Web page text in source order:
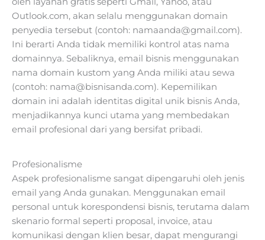
Outlook.com, akan selalu menggunakan domain
penyedia tersebut (contoh: namaanda@gmail.com).
Ini berarti Anda tidak memiliki kontrol atas nama
domainnya. Sebaliknya, email bisnis menggunakan
nama domain kustom yang Anda miliki atau sewa
(contoh: nama@bisnisanda.com). Kepemilikan
domain ini adalah identitas digital unik bisnis Anda,
menjadikannya kunci utama yang membedakan
email profesional dari yang bersifat pribadi.
Profesionalisme
Aspek profesionalisme sangat dipengaruhi oleh jenis
email yang Anda gunakan. Menggunakan email
personal untuk korespondensi bisnis, terutama dalam
skenario formal seperti proposal, invoice, atau
komunikasi dengan klien besar, dapat mengurangi